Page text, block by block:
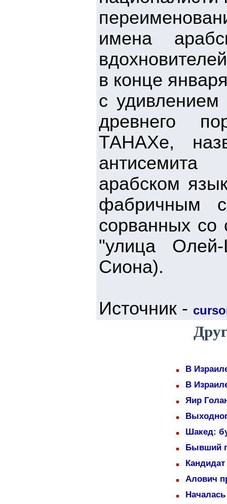
имена
в конце
с удивлением
древнего
ТАНАХе,
арабском
фабричным
сорванных со
"улица
Сиона).
Источник -
В
В
Яир
Шакед:
Бывший
Алович